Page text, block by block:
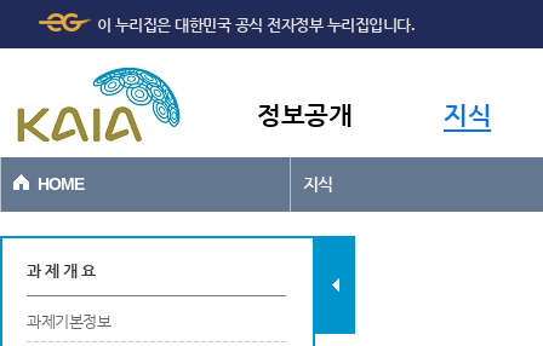
본문바로가기
이 누리집은 대한민국 공식 전자정부 누리집입니다.
정보공개 지식
HOME 지식
과제현황
과 제 개 요
과제기본정보